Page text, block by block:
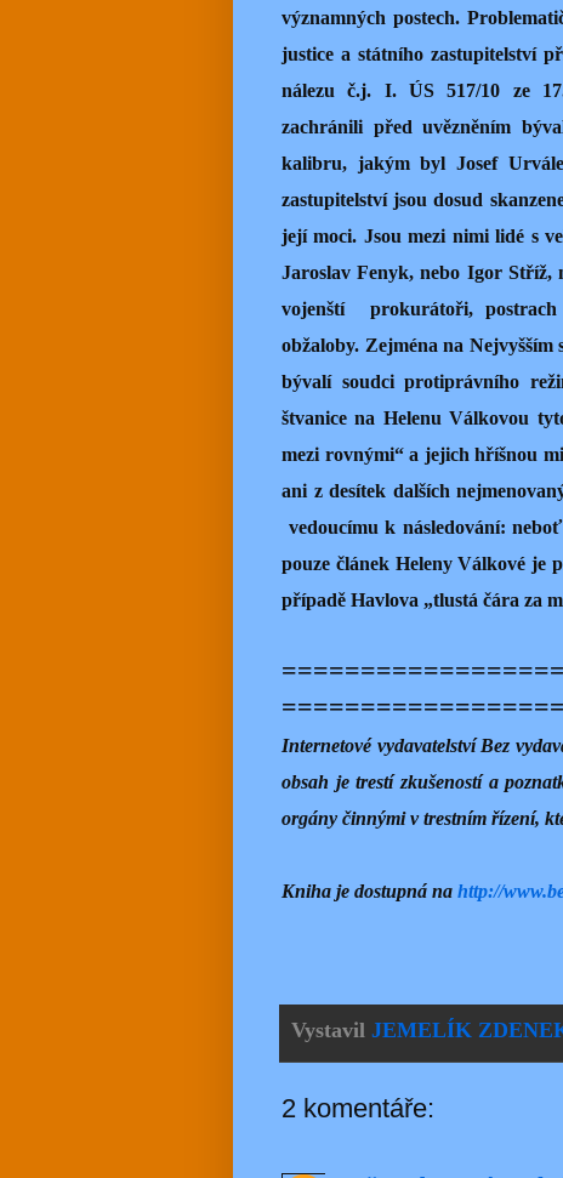
významných postech.
justice a státního zastupitelství
nálezu č.j. I. ÚS 517/10 ze
zachránili před uvězněním
kalibru, jakým byl Josef
zastupitelství jsou dosud
její moci. Jsou mezi nimi lidé s
Jaroslav Fenyk, nebo Igor Stříž,
vojenští
prokurátoři,
obžaloby. Zejména na
bývalí soudci protiprávního
štvanice na Helenu Válkovou
mezi rovnými“ a jejich hříšnou
ani z desítek dalších
vedoucímu k následování:
pouze článek Heleny Válkové je
případě Havlova „tlustá čára za
Internetové vydavatelství Bez
obsah je trestí zkušeností a
orgány činnými v trestním řízení,
Kniha je dostupná na http://
Vystavil JEMELÍK
2 komentáře: